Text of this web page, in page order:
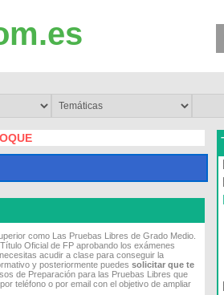
como Las Pruebas Libres de Grado Medio.
Oficial de FP aprobando los exámenes
acudir a clase para conseguir la
y posteriormente puedes solicitar que te
de Preparación para las Pruebas Libres que
teléfono o por email con el objetivo de ampliar